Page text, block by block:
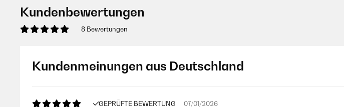
Kundenbewertungen
8 Bewertungen
Kundenmeinungen aus Deutschland
GEPRÜFTE BEWERTUNG 07/01/2026